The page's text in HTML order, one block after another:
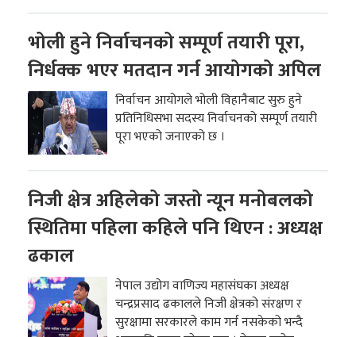
भोली हुने निर्वाचनको सम्पूर्ण तयारी पूरा,
निर्धक्क भएर मतदान गर्न आयोगको अपिल
निर्वाचन आयोगले भोली विहानैबाट सुरु हुने
प्रतिनिधिसभा सदस्य निर्वाचनको सम्पूर्ण तयारी
पूरा भएको जनाएको छ ।
निजी क्षेत्र अहिलेको जस्तो न्यून मनोबलको
स्थितिमा पहिला कहिले पनि थिएन : अध्यक्ष
ढकाल
नेपाल उद्योग वाणिज्य महासंघका अध्यक्ष
चन्द्रप्रसाद ढकालले निजी क्षेत्रको संरक्षण र
सुरक्षामा सरकारले काम गर्न नसकेको भन्दै